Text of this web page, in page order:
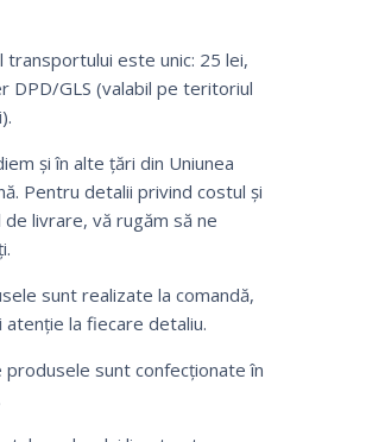
transportului este unic: 25 lei,
DPD/GLS (valabil pe teritoriul
și în alte țări din Uniunea
Pentru detalii privind costul și
livrare, vă rugăm să ne
sunt realizate la comandă,
atenție la fiecare detaliu.
produsele sunt confecționate în